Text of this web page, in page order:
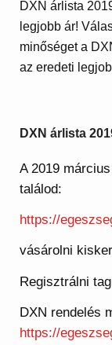
DXN árlista
legjobb ár!
minőséget a
az eredeti
DXN árlista
A 2019
találod:
https://
vásárolni
Regisztrálni
DXN rendelés
https://